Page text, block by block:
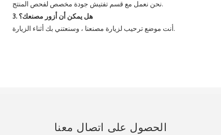
نحن نعمل مع قسم تفتيش جودة مخصص لفحص المنتج.
3. هل يمكن أن أزور مصنعك؟
أنت موضع ترحيب لزيارة مصنعنا ، وسنعتني بك أثناء الزيارة.
الحصول على اتصال معنا